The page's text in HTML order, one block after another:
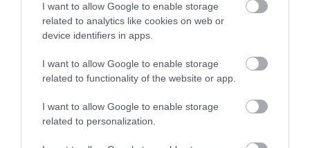
I want to allow Google to enable storage
related to analytics like cookies on web or
device identifiers in apps.
I want to allow Google to enable storage
related to functionality of the website or app.
I want to allow Google to enable storage
related to personalization.
udvarias-de mégsem tolakodó
a kiszolgálás!!
A bejáratnál erdélyi napokat
hirdettek.